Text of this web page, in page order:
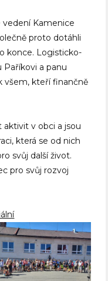
vedení Kamenice
proto dotáhli
konce. Logisticko-
a panu
všem, kteří finančně
aktivit v obci a jsou
která se od nich
svůj další život.
pro svůj rozvoj